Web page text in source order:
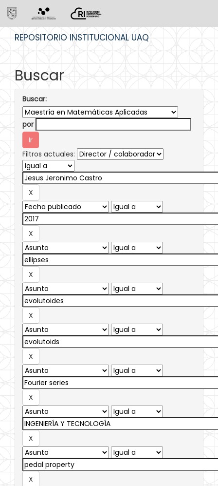
REPOSITORIO INSTITUCIONAL UAQ
Buscar
Buscar:
por
Filtros actuales: